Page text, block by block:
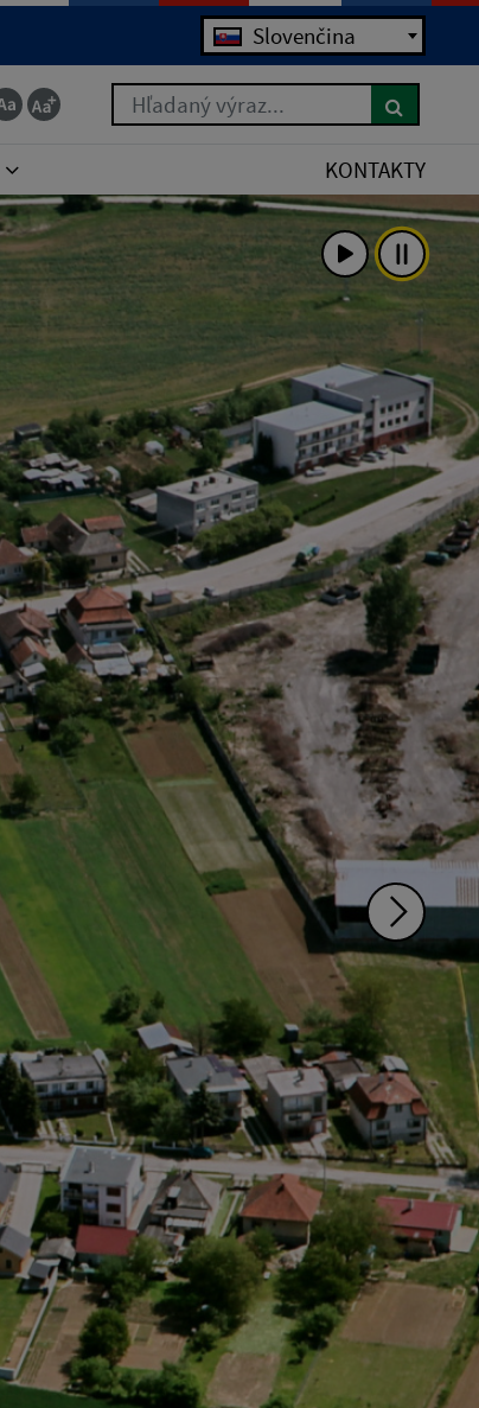
Slovenčina
Hľadaný výraz...
KONTAKTY